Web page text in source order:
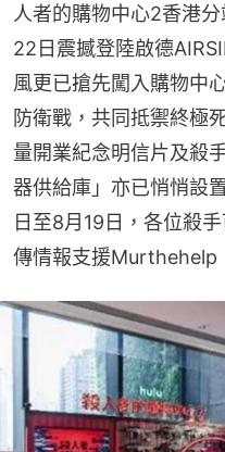
人者的購物中心2香港
22日震撼登陸啟德
風更已搶先闖入購物中
防衛戰，共同抵禦終極
量開業紀念明信片及殺
器供給庫」亦已悄悄設
日至8月19日，各位殺
傳情報支援Murthehelp